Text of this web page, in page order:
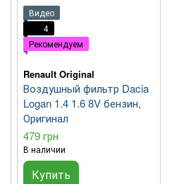
Видео
4
Рекомендуем
Renault Original
Воздушный фильтр Dacia
Logan 1.4 1.6 8V бензин,
Оригинал
479 грн
В наличии
Купить